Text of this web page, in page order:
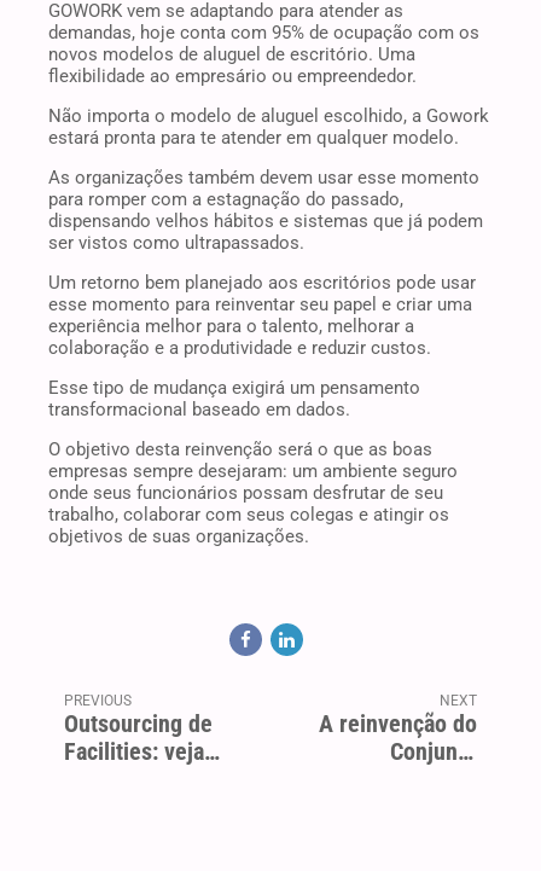
GOWORK vem se adaptando para atender as
demandas, hoje conta com 95% de ocupação com os
novos modelos de aluguel de escritório. Uma
flexibilidade ao empresário ou empreendedor.
Não importa o modelo de aluguel escolhido, a Gowork
estará pronta para te atender em qualquer modelo.
As organizações também devem usar esse momento
para romper com a estagnação do passado,
dispensando velhos hábitos e sistemas que já podem
ser vistos como ultrapassados.
Um retorno bem planejado aos escritórios pode usar
esse momento para reinventar seu papel e criar uma
experiência melhor para o talento, melhorar a
colaboração e a produtividade e reduzir custos.
Esse tipo de mudança exigirá um pensamento
transformacional baseado em dados.
O objetivo desta reinvenção será o que as boas
empresas sempre desejaram: um ambiente seguro
onde seus funcionários possam desfrutar de seu
trabalho, colaborar com seus colegas e atingir os
objetivos de suas organizações.
PREVIOUS
Outsourcing de
Facilities: veja
NEXT
A reinvenção do
Conjunto